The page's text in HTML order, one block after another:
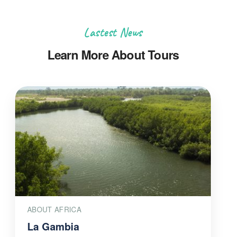
Lastest News
Learn More About Tours
ABOUT AFRICA
La Gambia